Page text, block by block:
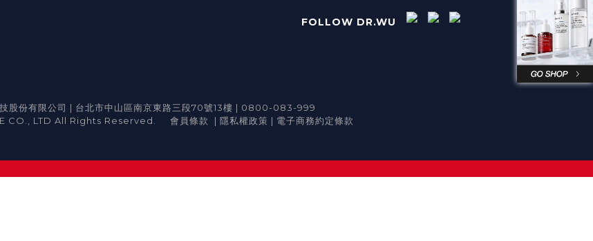
FOLLOW DR.WU
股份有限公司 | 台北市中山區南京東路三段70號13樓 | 0800-083-999
CO., LTD All Rights Reserved. 會員條款 | 隱私權政策 | 電子商務約定條款